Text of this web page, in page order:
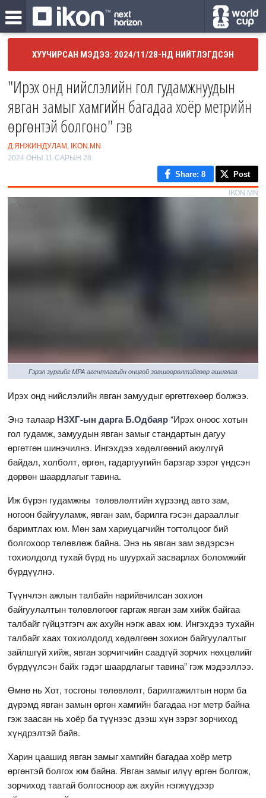
ХУУЧИРСАН МЭДЭЭ: 2024/11/28-НД НИЙТЛЭГДСЭН
"Ирэх онд нийслэлийн гол гудамжнуудын
явган замыг хамгийн багадаа хоёр метрийн
өргөнтэй болгоно" гэв
Д.ЯНЖИНДУЛАМ, IKON.MN
2024 ОНЫ 11 САРЫН 28
Share: 8 Post
IKON.MN
Гэрэл зургийг MPA агентлагийн онцгой зөвшөөрөлтэйгөөр ашиглав
Ирэх онд нийслэлийн явган замуудыг өргөтгөхөөр болжээ.
Энэ талаар НЗХГ-ын дарга Б.Одбаяр“Ирэх оноос хотын
гол гудамж, замуудын явган замыг стандартын дагуу
өргөтгөн шинэчилнэ. Ингэхдээ хөдөлгөөний аюулгүй
байдал, холболт, өргөн, гадаргуугийн барзгар зэрэг үндсэн
дөрвөн шаардлагыг тавина.
Иж бүрэн гудамжны төлөвлөлтийн хүрээнд авто зам,
ногоон байгууламж, явган зам, барилга гэсэн дарааллыг
баримтлах юм. Мөн зам хариуцагчийн тогтолцоог бий
болгохоор төлөвлөж байна. Энэ нь явган зам эвдэрсэн
тохиолдолд тухай бүрд нь шуурхай засварлах боломжийг
бүрдүүлнэ.
Түүнчлэн ажлын талбайн нарийвчилсан зохион
байгуулалтын төлөвлөгөөг гаргаж явган зам хийж байгаа
талбайг гүйцэтгэгч аж ахуйн нэгж авах юм. Ингэхдээ тухайн
талбайг хаах тохиолдолд хөдөлгөөн зохион байгуулалтыг
зайлшгүй хийж, явган зорчигчийн саадгүй зорчих нөхцөлийг
бүрдүүлсэн байх гэдэг шаардлагыг тавина” гэж мэдээллээ.
Өмнө нь Хот, тосгоны төлөвлөлт, барилгажилтын норм ба
дүрэмд явган замын өргөн хамгийн багадаа нэг метр байна
гэж заасан нь хоёр ба түүнээс дээш хүн зэрэг зорчиход
хүндрэлтэй байв.
Харин цаашид явган замыг хамгийн багадаа хоёр метр
өргөнтэй болгох юм байна. Явган замыг илүү өргөн болгож,
зорчиход таатай болгосноор аж ахуйн нэгжүүдээр